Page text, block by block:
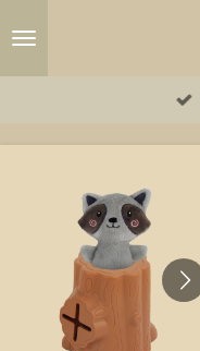
hoofdinhoud